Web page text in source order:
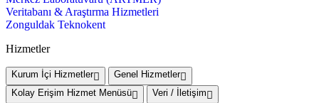
Veritabanı & Araştırma Hizmetleri
Zonguldak Teknokent
Hizmetler
Kurum İçi Hizmetler
Genel Hizmetler
Kolay Erişim Hizmet Menüsü
Veri / İletişim